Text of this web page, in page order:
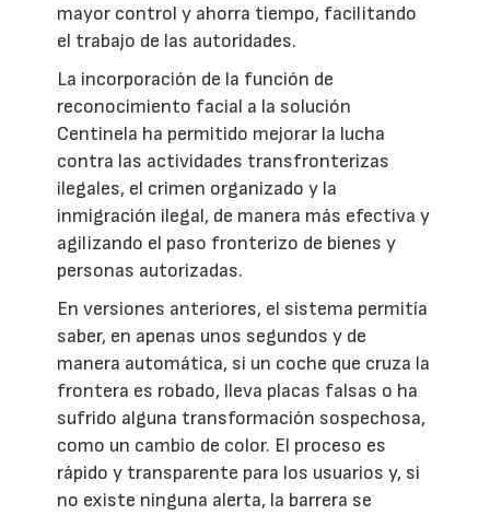
mayor control y ahorra tiempo, facilitando
el trabajo de las autoridades.
La incorporación de la función de
reconocimiento facial a la solución
Centinela ha permitido mejorar la lucha
contra las actividades transfronterizas
ilegales, el crimen organizado y la
inmigración ilegal, de manera más efectiva y
agilizando el paso fronterizo de bienes y
personas autorizadas.
En versiones anteriores, el sistema permitía
saber, en apenas unos segundos y de
manera automática, si un coche que cruza la
frontera es robado, lleva placas falsas o ha
sufrido alguna transformación sospechosa,
como un cambio de color. El proceso es
rápido y transparente para los usuarios y, si
no existe ninguna alerta, la barrera se